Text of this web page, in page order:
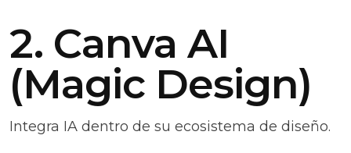
2. Canva AI
(Magic Design)
Integra IA dentro de su ecosistema de diseño.